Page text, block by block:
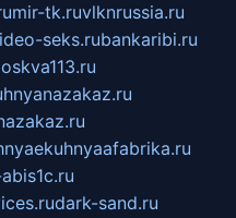
mir-tk.ruvlknrussia.ru
seks.rubankaribi.ru
dark-sand.ru